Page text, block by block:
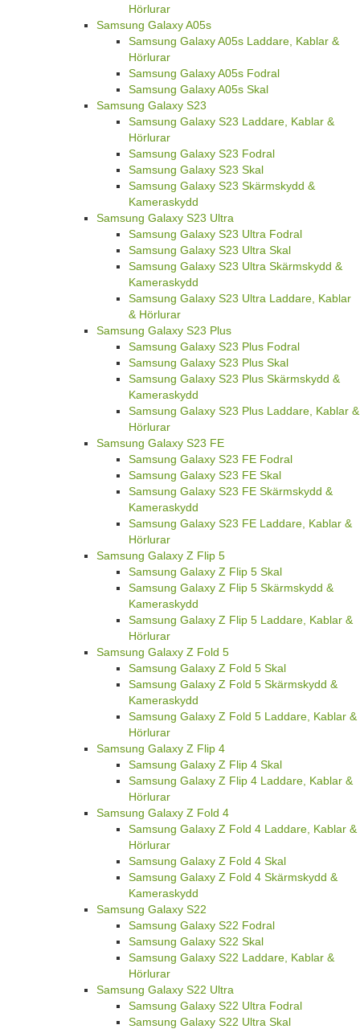
Hörlurar
Samsung Galaxy A05s
Samsung Galaxy A05s Laddare, Kablar &
Hörlurar
Samsung Galaxy A05s Fodral
Samsung Galaxy A05s Skal
Samsung Galaxy S23
Samsung Galaxy S23 Laddare, Kablar &
Hörlurar
Samsung Galaxy S23 Fodral
Samsung Galaxy S23 Skal
Samsung Galaxy S23 Skärmskydd &
Kameraskydd
Samsung Galaxy S23 Ultra
Samsung Galaxy S23 Ultra Fodral
Samsung Galaxy S23 Ultra Skal
Samsung Galaxy S23 Ultra Skärmskydd &
Kameraskydd
Samsung Galaxy S23 Ultra Laddare, Kablar
& Hörlurar
Samsung Galaxy S23 Plus
Samsung Galaxy S23 Plus Fodral
Samsung Galaxy S23 Plus Skal
Samsung Galaxy S23 Plus Skärmskydd &
Kameraskydd
Samsung Galaxy S23 Plus Laddare, Kablar &
Hörlurar
Samsung Galaxy S23 FE
Samsung Galaxy S23 FE Fodral
Samsung Galaxy S23 FE Skal
Samsung Galaxy S23 FE Skärmskydd &
Kameraskydd
Samsung Galaxy S23 FE Laddare, Kablar &
Hörlurar
Samsung Galaxy Z Flip 5
Samsung Galaxy Z Flip 5 Skal
Samsung Galaxy Z Flip 5 Skärmskydd &
Kameraskydd
Samsung Galaxy Z Flip 5 Laddare, Kablar &
Hörlurar
Samsung Galaxy Z Fold 5
Samsung Galaxy Z Fold 5 Skal
Samsung Galaxy Z Fold 5 Skärmskydd &
Kameraskydd
Samsung Galaxy Z Fold 5 Laddare, Kablar &
Hörlurar
Samsung Galaxy Z Flip 4
Samsung Galaxy Z Flip 4 Skal
Samsung Galaxy Z Flip 4 Laddare, Kablar &
Hörlurar
Samsung Galaxy Z Fold 4
Samsung Galaxy Z Fold 4 Laddare, Kablar &
Hörlurar
Samsung Galaxy Z Fold 4 Skal
Samsung Galaxy Z Fold 4 Skärmskydd &
Kameraskydd
Samsung Galaxy S22
Samsung Galaxy S22 Fodral
Samsung Galaxy S22 Skal
Samsung Galaxy S22 Laddare, Kablar &
Hörlurar
Samsung Galaxy S22 Ultra
Samsung Galaxy S22 Ultra Fodral
Samsung Galaxy S22 Ultra Skal